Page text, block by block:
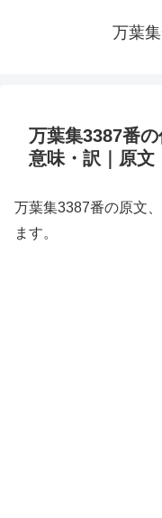
万葉
万葉集3387番の
意味・訳｜原文
万葉集3387番の原文
ます。